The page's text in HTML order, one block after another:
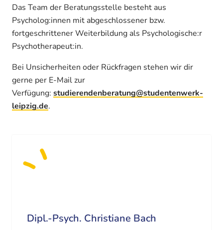
Das Team der Beratungsstelle besteht aus
Psycholog:innen mit abgeschlossener bzw.
fortgeschrittener Weiterbildung als Psychologische:r
Psychotherapeut:in.
Bei Unsicherheiten oder Rückfragen stehen wir dir
gerne per E-Mail zur
Verfügung: studierendenberatung@studentenwerk-
leipzig.de.
Dipl.-Psych. Christiane Bach